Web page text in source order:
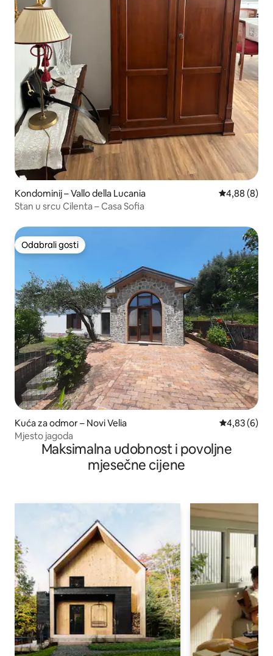
Kondominij – Vallo della Lucania Prosječna
4,88 (8)
Stan u srcu Cilenta – Casa Sofia
Odabrali gosti
Odabrali gosti
Kuća za odmor – Novi Velia Prosječna
4,83 (6)
Mjesto jagoda
Maksimalna udobnost i povoljne
mjesečne cijene